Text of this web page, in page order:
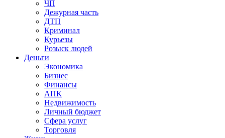
ЧП
Дежурная часть
ДТП
Криминал
Курьезы
Розыск людей
Деньги
Экономика
Бизнес
Финансы
АПК
Недвижимость
Личный бюджет
Сфера услуг
Торговля